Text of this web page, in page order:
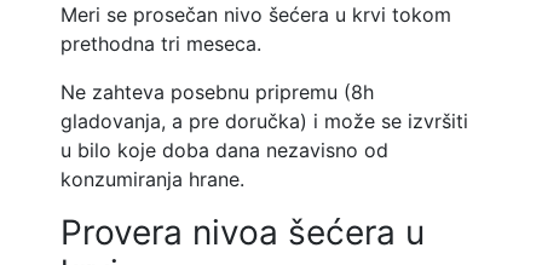
Meri se prosečan nivo šećera u krvi tokom
prethodna tri meseca.
Ne zahteva posebnu pripremu (8h
gladovanja, a pre doručka) i može se izvršiti
u bilo koje doba dana nezavisno od
konzumiranja hrane.
Provera nivoa šećera u